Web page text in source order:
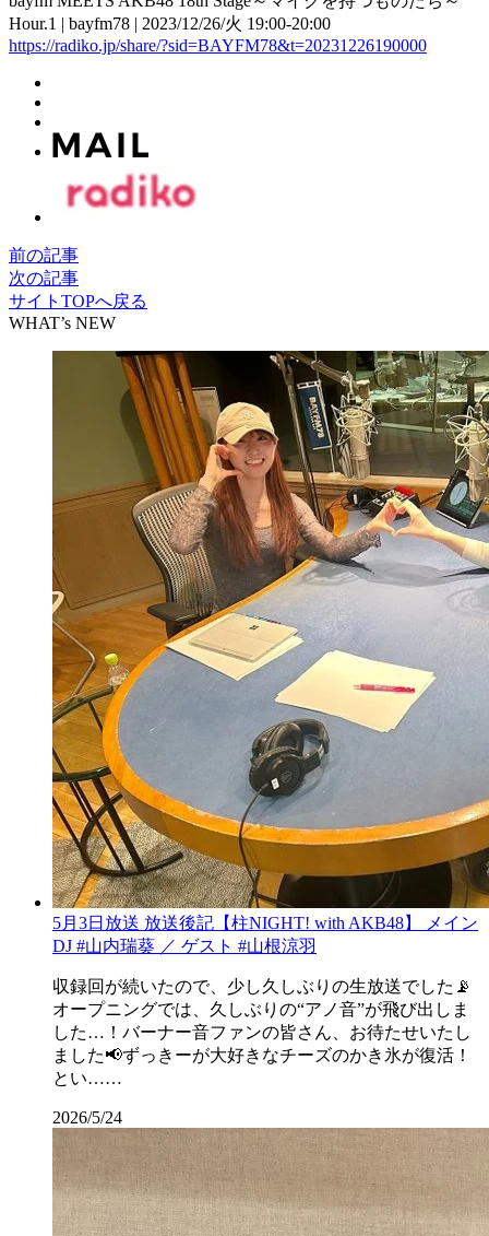
Hour.1 | bayfm78 | 2023/12/26/火 19:00-20:00
https://radiko.jp/share/?sid=BAYFM78&t=20231226190000
前の記事
次の記事
サイトTOPへ戻る
WHAT’s NEW
5月3日放送 放送後記【柱NIGHT! with AKB48】 メイン
DJ #山内瑞葵 ／ ゲスト #山根涼羽
収録回が続いたので、少し久しぶりの生放送でした📡
オープニングでは、久しぶりの“アノ音”が飛び出しま
した…！バーナー音ファンの皆さん、お待たせいたし
ました📢ずっきーが大好きなチーズのかき氷が復活！
とい……
2026/5/24